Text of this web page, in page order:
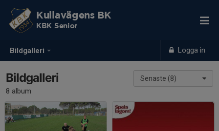
Bildgalleri Logga in
Kullavägens BK
KBK Senior
Senaste (8)
Bildgalleri
8 album